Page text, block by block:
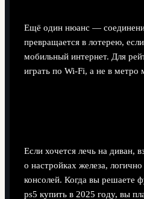
Ещё один нюанс —
превращается в лотерею,
мобильный интернет. Для
играть по Wi‑Fi, а не в
Если хочется лечь на диван,
о настройках железа,
консолей. Когда вы решаете
ps5 купить в 2025 году, вы